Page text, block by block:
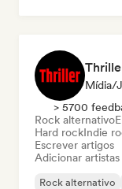
Mídia/
> 5700
Rock alternativo
Hard rockIndie
Escrever artigos
Adicionar
Rock alternativo